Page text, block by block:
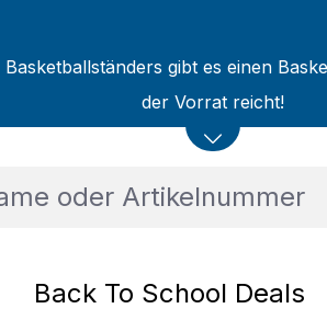
gibt es einen
der Vorrat reicht!
Back To School Deals